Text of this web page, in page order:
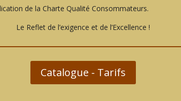
de la Charte Qualité Consommateurs.
Le Reflet de l’exigence et de l’Excellence !
Catalogue - Tarifs